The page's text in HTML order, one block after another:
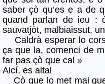
saber çò qu’es e a de
quand parlan de ieu :
sauvatjòt, malbiaissut,
Caldrà esperar lo
ça que la, comenci de
far pas çò que cal »
Aicí, es aital
Çò que lo met mai